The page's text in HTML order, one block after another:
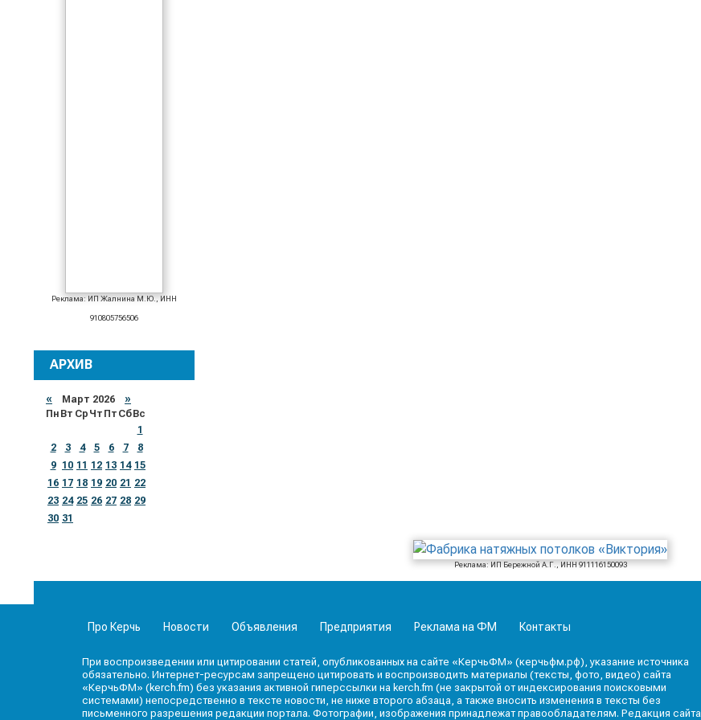
Реклама: ИП Жалнина М.Ю., ИНН
910805756506
АРХИВ
« Март 2026 »
Пн Вт Ср Чт Пт Сб Вс
1
2
3 4 5 6 7
8
9
10 11 12 13 14 15
16 17 18 19 20 21 22
23 24 25 26 27 28 29
30 31
Реклама: ИП Бережной А.Г., ИНН 911116150093
Про Керчь Новости Объявления Предприятия Реклама на ФМ Контакты
При воспроизведении или цитировании статей, опубликованных на сайте «КерчьФМ» (керчьфм.рф), указание источника
обязательно. Интернет-ресурсам запрещено цитировать и воспроизводить материалы (тексты, фото, видео) сайта
«КерчьФМ» (kerch.fm) без указания активной гиперссылки на kerch.fm (не закрытой от индексирования поисковыми
системами) непосредственно в тексте новости, не ниже второго абзаца, а также вносить изменения в тексты без
письменного разрешения редакции портала. Фотографии, изображения принадлежат правообладателям. Редакция сайта